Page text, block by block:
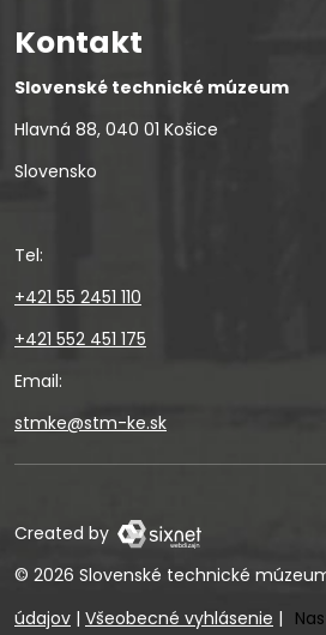
Kontakt
Slovenské technické múzeum
Hlavná 88, 040 01 Košice
Slovensko
Tel:
+421 55 2451 110
+421 552 451 175
Email:
stmke@stm-ke.sk
Created by
© 2026 Slovenské technické
údajov | Všeobecné vyhlásenie |